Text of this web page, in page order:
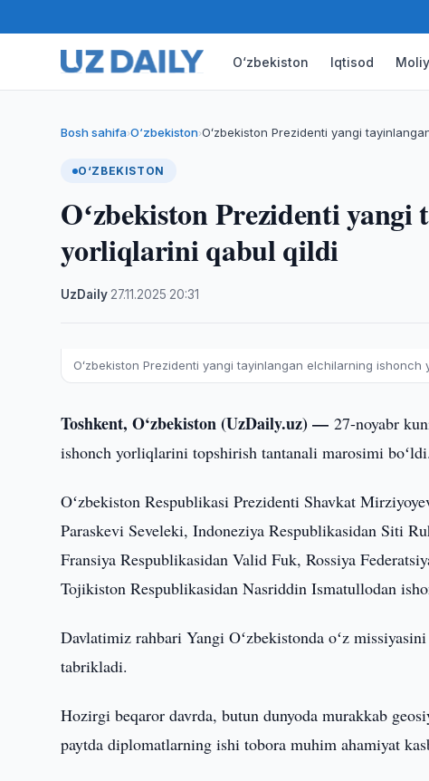
O‘zbekiston Iqtisod
Bosh sahifa›O‘zbekiston›Oʻzbekiston Prezidenti yangi
O‘ZBEKISTON
Oʻzbekiston Prezidenti
yorliqlarini qabul qildi
UzDaily 27.11.2025 20:31
Oʻzbekiston Prezidenti yangi tayinlangan elchilarning ishonch
Toshkent, O‘zbekiston (UzDaily.uz) —27-noyabr
ishonch yorliqlarini topshirish tantanali marosimi boʻldi.
Oʻzbekiston Respublikasi Prezidenti Shavkat
Paraskevi Seveleki, Indoneziya Respublikasidan Siti
Fransiya Respublikasidan Valid Fuk, Rossiya
Tojikiston Respublikasidan Nasriddin Ismatullodan
Davlatimiz rahbari Yangi Oʻzbekistonda oʻz
tabrikladi.
Hozirgi beqaror davrda, butun dunyoda murakkab
paytda diplomatlarning ishi tobora muhim ahamiyat